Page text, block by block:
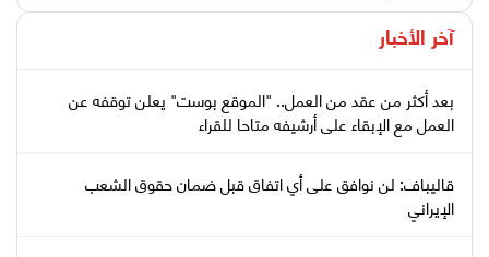
آخر الأخبار
بعد أكثر من عقد من العمل.. "الموقع بوست" يعلن توقفه عن
العمل مع الإبقاء على أرشيفه متاحا للقراء
قاليباف: لن نوافق على أي اتفاق قبل ضمان حقوق الشعب
الإيراني